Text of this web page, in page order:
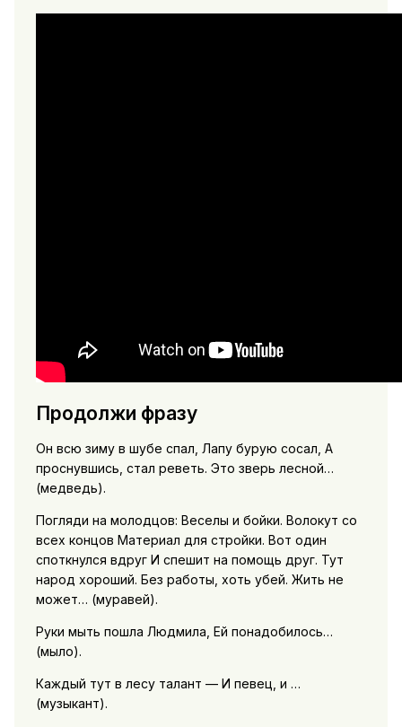
Продолжи фразу
Он всю зиму в шубе спал, Лапу бурую сосал, А
проснувшись, стал реветь. Это зверь лесной…
(медведь).
Погляди на молодцов: Веселы и бойки. Волокут со
всех концов Материал для стройки. Вот один
споткнулся вдруг И спешит на помощь друг. Тут
народ хороший. Без работы, хоть убей. Жить не
может… (муравей).
Руки мыть пошла Людмила, Ей понадобилось…
(мыло).
Каждый тут в лесу талант — И певец, и …
(музыкант).